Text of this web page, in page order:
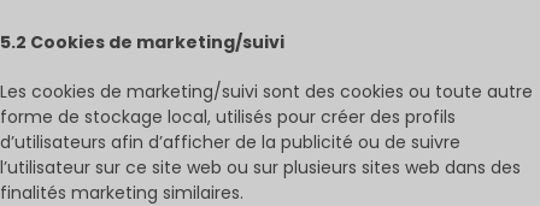
5.2 Cookies de marketing/suivi
Les cookies de marketing/suivi sont des cookies ou toute autre
forme de stockage local, utilisés pour créer des profils
d’utilisateurs afin d’afficher de la publicité ou de suivre
l’utilisateur sur ce site web ou sur plusieurs sites web dans des
finalités marketing similaires.